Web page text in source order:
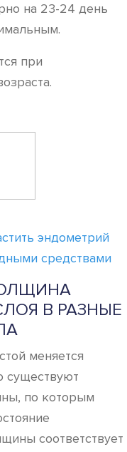
на 23-24 день
при
эндометрий
средствами
В РАЗНЫЕ
меняется
существуют
по которым
соответствует